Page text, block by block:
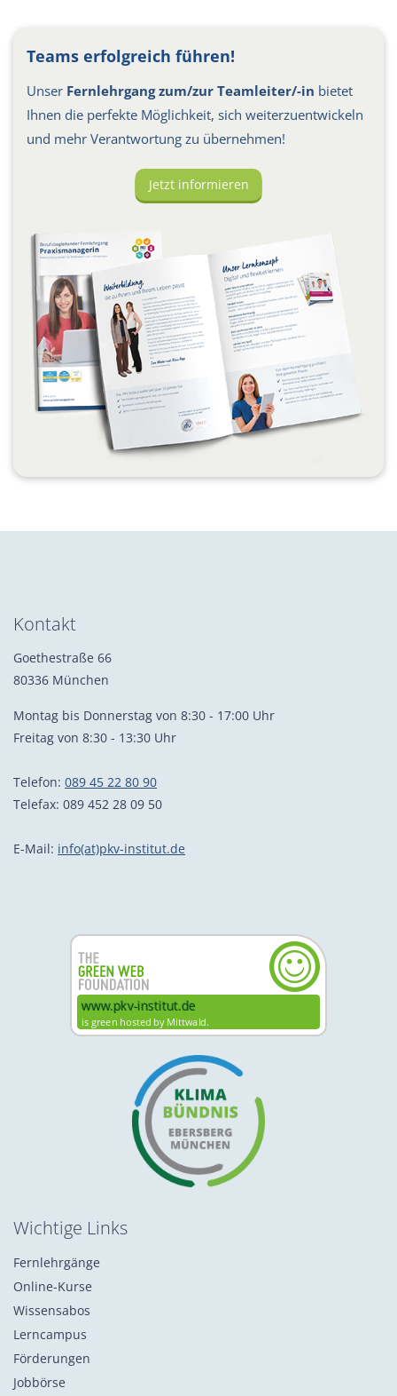
Teams erfolgreich führen!
Unser Fernlehrgang zum/zur Teamleiter/-in bietet
Ihnen die perfekte Möglichkeit, sich weiterzuentwickeln
und mehr Verantwortung zu übernehmen!
Jetzt informieren
Kontakt
Goethestraße 66
80336 München
Montag bis Donnerstag von 8:30 - 17:00 Uhr
Freitag von 8:30 - 13:30 Uhr
Telefon: 089 45 22 80 90
Telefax: 089 452 28 09 50
E-Mail: info(at)pkv-institut.de
Wichtige Links
Fernlehrgänge
Online-Kurse
Wissensabos
Lerncampus
Förderungen
Jobbörse